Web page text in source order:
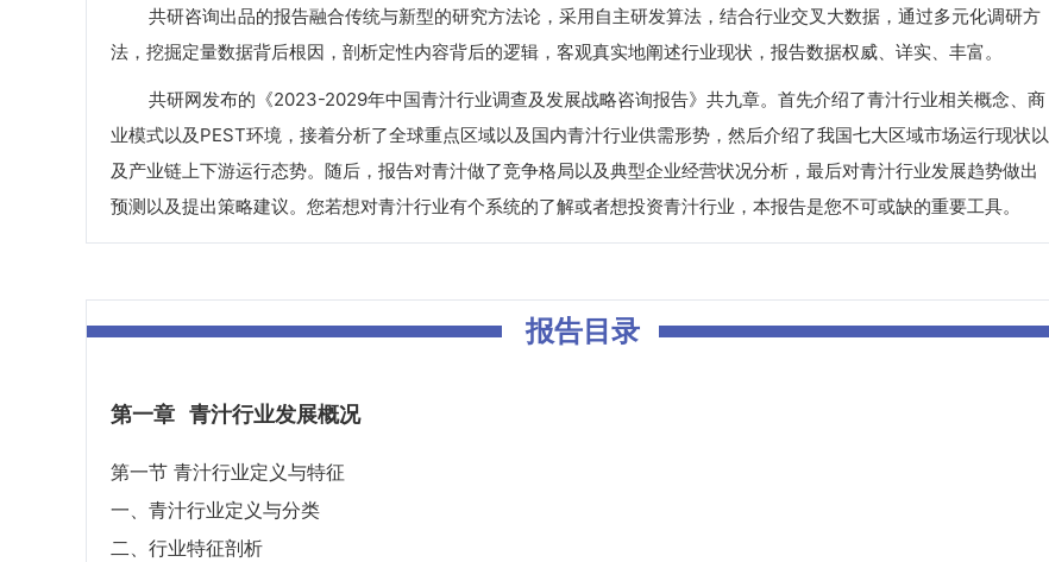
共研咨询出品的报告融合传统与新型的研究方法论，采用自主研发算法，结合行业交叉大数据，通过多元化调研方
法，挖掘定量数据背后根因，剖析定性内容背后的逻辑，客观真实地阐述行业现状，报告数据权威、详实、丰富。
共研网发布的《2023-2029年中国青汁行业调查及发展战略咨询报告》共九章。首先介绍了青汁行业相关概念、商
业模式以及PEST环境，接着分析了全球重点区域以及国内青汁行业供需形势，然后介绍了我国七大区域市场运行现状以
及产业链上下游运行态势。随后，报告对青汁做了竞争格局以及典型企业经营状况分析，最后对青汁行业发展趋势做出
预测以及提出策略建议。您若想对青汁行业有个系统的了解或者想投资青汁行业，本报告是您不可或缺的重要工具。
报告目录
第一章 青汁行业发展概况
第一节 青汁行业定义与特征
一、青汁行业定义与分类
二、行业特征剖析